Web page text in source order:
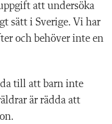
att undersöka
sätt i Sverige. Vi har
och behöver inte en
till att barn inte
är rädda att